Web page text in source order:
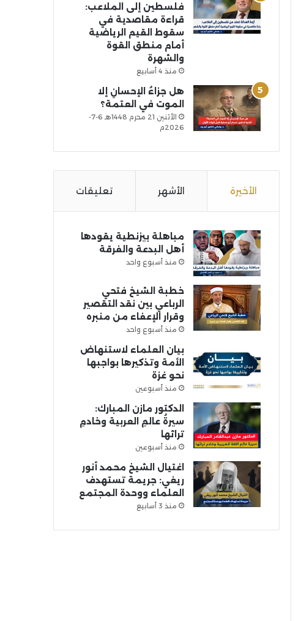
فلسطين إلى الملاعب:
قراءة مقاصدية في
سقوط القيم الرياضية
أمام منطق القوة
والشهرة
منذ 4 أسابيع
هل جزاءُ الإحسانِ إلا
الموت في العتمة؟
الأثنين 21 محرم 1448هـ 6-7-
2026م
الأخيرة الأشهر تعليقات
مباهلة بيزنطية يقودها
أهل البدعة والفرقة
منذ أسبوع واحد
خطبة الشيخ فتحي
الرباعي بين نقد التقصير
وقرار الإعفاء من منبره
منذ أسبوع واحد
بيان العلماء لاستنهاض
الأمة وتذكيرها بواجبها
نحو غزة
منذ أسبوعين
الدكتور مازن المبارك:
سيرةُ عالمِ العربية وخادمِ
تراثها
منذ أسبوعين
اغتيال الشيخ محمد أنور
ريغي: جريمة تستهدف
العلماء ووحدة المجتمع
منذ 3 أسابيع